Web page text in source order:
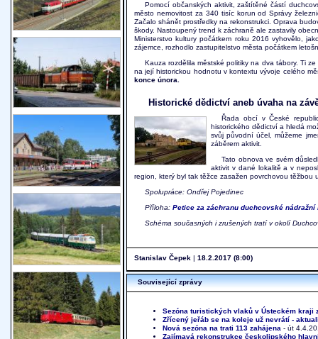
Pomocí občanských aktivit, zaštítěné částí
město nemovitost za 340 tisíc korun od Správy
Začalo shánět prostředky na rekonstrukci. Oprava
škody. Nastoupený trend k záchraně ale zastavily
Ministerstvo kultury počátkem roku 2016 vyhovělo,
zájemce, rozhodlo zastupitelstvo města počátkem
Kauza rozdělila městské politiky na dva tábory. Ti
na její historickou hodnotu v kontextu vývoje celého
konce února.
Historické dědictví aneb úvaha na
Řada obcí v České
historického dědictví a hledá
svůj původní účel, můžeme
záběrem aktivit.
Tato obnova ve svém
aktivit v dané lokalitě a v
region, který byl tak těžce zasažen povrchovou
Spolupráce: Ondřej Pojedinec
Příloha: Petice za záchranu duchcovské nádražní
Schéma současných i zrušených tratí v okolí
Stanislav Čepek 18.2.2017 (8:00)
Související zprávy
Sezóna turistických vlaků v Ústeckém kraji
Zřícený jeřáb se na koleje už nevrátí -
Nová sezóna na trati 113 zahájena - út
Zajímavá rekonstrukce českolipského